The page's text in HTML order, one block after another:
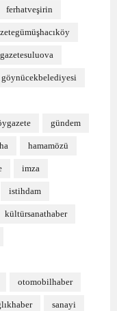
ferhatveşirin
gazetesuluova
göynücekbelediyesi
gündem
hamamözü
imza
istihdam
kültürsanathaber
otomobilhaber
sanayi